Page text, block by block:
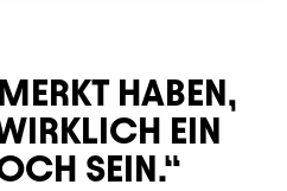
HABEN,
EIN
SEIN.